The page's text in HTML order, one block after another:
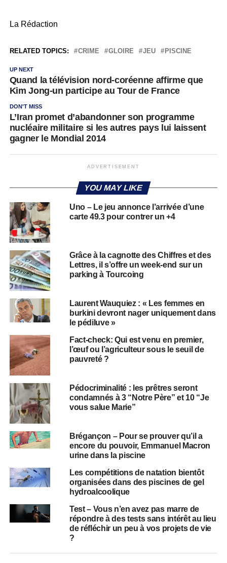
La Rédaction
RELATED TOPICS: CRIME GLOIRE JEU PISCINE
UP NEXT
Quand la télévision nord-coréenne affirme que
Kim Jong-un participe au Tour de France
DON'T MISS
L’Iran promet d’abandonner son programme
nucléaire militaire si les autres pays lui laissent
gagner le Mondial 2014
ADVERTISEMENT
YOU MAY LIKE
Uno – Le jeu annonce l’arrivée d’une
carte 49.3 pour contrer un +4
Grâce à la cagnotte des Chiffres et des
Lettres, il s’offre un week-end sur un
parking à Tourcoing
Laurent Wauquiez : « Les femmes en
burkini devront nager uniquement dans
le pédiluve »
Fact-check: Qui est venu en premier,
l’œuf ou l’agriculteur sous le seuil de
pauvreté ?
Pédocriminalité : les prêtres seront
condamnés à 3 “Notre Père” et 10 “Je
vous salue Marie”
Brégançon – Pour se prouver qu’il a
encore du pouvoir, Emmanuel Macron
urine dans la piscine
Les compétitions de natation bientôt
organisées dans des piscines de gel
hydroalcoolique
Test – Vous n’en avez pas marre de
répondre à des tests sans intérêt au lieu
de réfléchir un peu à vos projets de vie
?